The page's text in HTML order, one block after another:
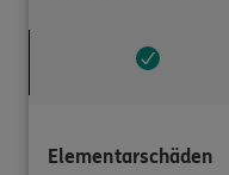
Elementarschäden